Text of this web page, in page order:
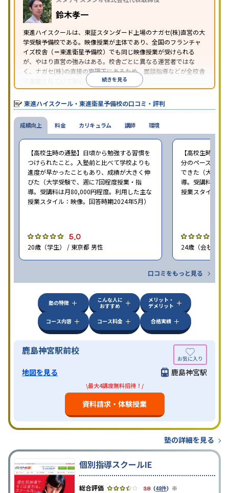
鈴木孝一
東進ハイスクールは、東証スタンダード上場のナガセ(株)直営の大
学受験予備校である。映像授業が主体であり、全国のフランチャ
イズ校舎（＝東進衛星予備校）でも同じ映像授業が受けられる
が、やはり直営の強みはある。校舎ごとに異なる運営者ではな
く、ナガセ(株)の直接の管理下にあるため、面談指導などが全校舎
で徹底されていて安心できる。
東進衛星予備校は、運営会社により指導方針や校舎のルールが異
なる。体験授業では、授業のみで判断するのではなく、担当者や
校舎雰囲気、校舎での合格実績などを確認すると良いだろう。
続きを見る
東進ハイスクール・東進衛星予備校の口コミ・評判
成績向上
【高校生時の通塾】日頃から勉強する習慣を
つけられたこと。入塾前と比べて学校よりも
進度が早かったこともあり、成績が大きく伸
びた（大学受験で、週に7回程度授業・指
導。受講料は月80,000円程度。利用した主な
授業スタイル：映像。回答時期2024年5月）
5.0
20歳（学生） / 東京都 男性
【高校生時の通
分のペースで進
できた（大学受
導。受講料は月
授業スタイル：
24歳（会社員<
口コミをもっと見る
料金 カリキュラム 講師 環境
塾の特徴
こんな人に
おすすめ
メリット・
デメリット
コース内容
コース料金 合格実績
鹿島神宮駅前校
地図を見る 鹿島神宮駅
\最大4講座無料招待！/
資料請求・体験授業
塾の詳細を見る
個別指導スクールIE
3.8（48件） ※